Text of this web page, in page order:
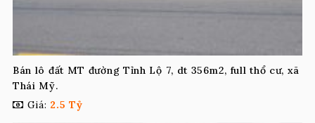
Bán lô đất MT đường Tỉnh Lộ 7, dt 356m2, full thổ cư, xã
Thái Mỹ.
Giá: 2.5 Tỷ